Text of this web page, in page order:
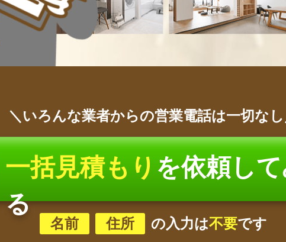
＼いろんな業者からの営業電話は一切な
一括見積もり を依頼し
る
名前 住所 の入力は不要です